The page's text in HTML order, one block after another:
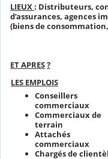
LIEUX: Distributeurs,
d’assurances, agences
(biens de
ET APRES?
LES EMPLOIS
Conseillers
commerciaux
Commerciaux de
terrain
Attachés
commerciaux
Chargés de